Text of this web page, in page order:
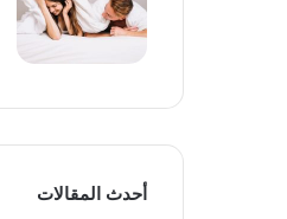
أحدث المقالات